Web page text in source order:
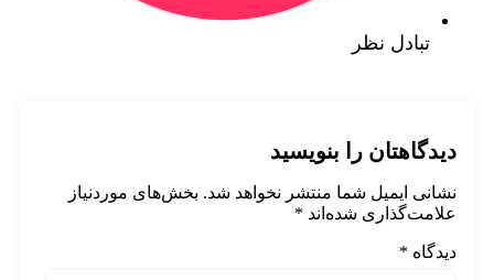
تبادل نظر
دیدگاهتان را بنویسید
نشانی ایمیل شما منتشر نخواهد شد. بخش‌های موردنیاز
علامت‌گذاری شده‌اند*
دیدگاه*